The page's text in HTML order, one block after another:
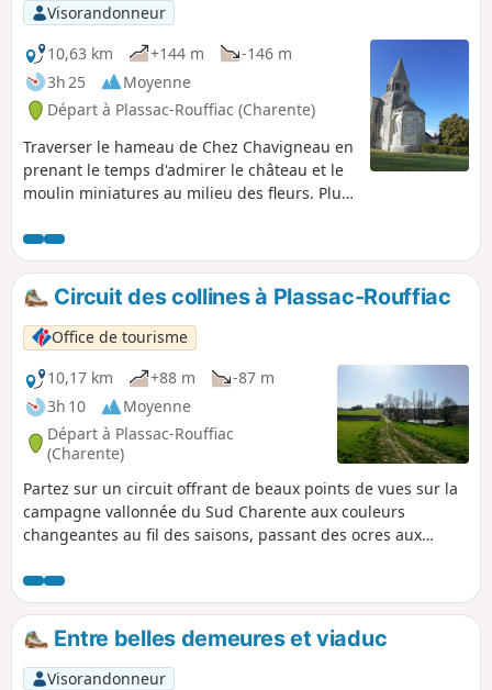
Visorandonneur
10,63 km
+144 m
-146 m
3h 25
Moyenne
Départ à Plassac-Rouffiac (Charente)
Traverser le hameau de Chez Chavigneau en
prenant le temps d'admirer le château et le
moulin miniatures au milieu des fleurs. Plus
cassis, un étang et des maisons très bien
entretenues.
Circuit des collines à Plassac-Rouffiac
Office de tourisme
10,17 km
+88 m
-87 m
3h 10
Moyenne
Départ à Plassac-Rouffiac
(Charente)
Partez sur un circuit offrant de beaux points de vues sur la
campagne vallonnée du Sud Charente aux couleurs
changeantes au fil des saisons, passant des ocres aux
cultures aux beaux jours.
Entre belles demeures et viaduc
Visorandonneur